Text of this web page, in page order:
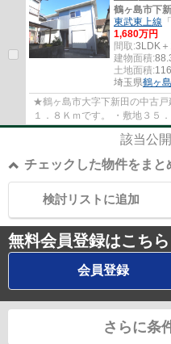
鶴ヶ島市下
東武東上線 「
1,680万円
間取:3LDK
建物面積:
土地面積:
埼玉県鶴ヶ
★鶴ヶ島市大字下新田の中古
１．８Ｋｍです。 ・敷地３５
チェンジ物件です。 ・月額８
該当公
チェックした物件をまと
検討リストに追加
無料会員登録はこちら
会員登録
さらに条